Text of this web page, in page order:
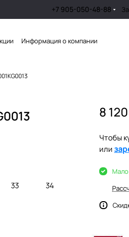
+7 905-050-48-88
Информация о компании
33 34
8
Чтобы
или
Мало